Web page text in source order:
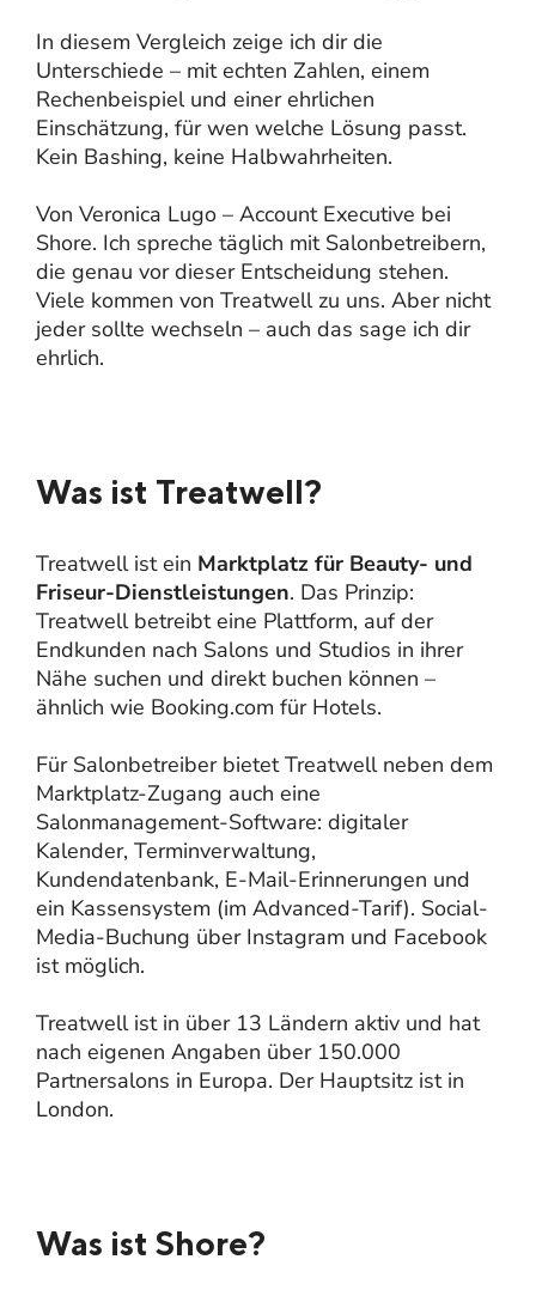
In diesem Vergleich zeige ich dir die
Unterschiede – mit echten Zahlen, einem
Rechenbeispiel und einer ehrlichen
Einschätzung, für wen welche Lösung passt.
Kein Bashing, keine Halbwahrheiten.
Von Veronica Lugo – Account Executive bei
Shore. Ich spreche täglich mit Salonbetreibern,
die genau vor dieser Entscheidung stehen.
Viele kommen von Treatwell zu uns. Aber nicht
jeder sollte wechseln – auch das sage ich dir
ehrlich.
Was ist Treatwell?
Treatwell ist ein Marktplatz für Beauty- und
Friseur-Dienstleistungen. Das Prinzip:
Treatwell betreibt eine Plattform, auf der
Endkunden nach Salons und Studios in ihrer
Nähe suchen und direkt buchen können –
ähnlich wie Booking.com für Hotels.
Für Salonbetreiber bietet Treatwell neben dem
Marktplatz-Zugang auch eine
Salonmanagement-Software: digitaler
Kalender, Terminverwaltung,
Kundendatenbank, E-Mail-Erinnerungen und
ein Kassensystem (im Advanced-Tarif). Social-
Media-Buchung über Instagram und Facebook
ist möglich.
Treatwell ist in über 13 Ländern aktiv und hat
nach eigenen Angaben über 150.000
Partnersalons in Europa. Der Hauptsitz ist in
London.
Was ist Shore?